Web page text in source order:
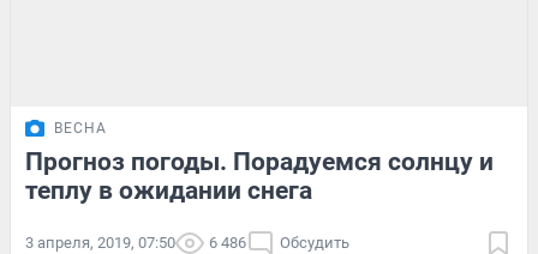
ВЕСНА
Прогноз погоды. Порадуемся солнцу и
теплу в ожидании снега
3 апреля, 2019, 07:50 6 486 Обсудить